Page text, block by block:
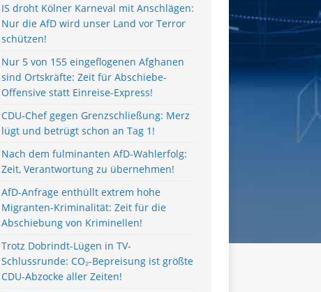
IS droht Kölner Karneval mit Anschlägen:
Nur die AfD wird unser Land vor Terror
schützen!
Nur 5 von 155 eingeflogenen Afghanen
sind Ortskräfte: Zeit für Abschiebe-
Offensive statt Einreise-Express!
CDU-Chef gegen Grenzschließung: Merz
lügt und betrügt schon an Tag 1!
Nach dem fulminanten AfD-Wahlerfolg:
Zeit, Verantwortung zu übernehmen!
AfD-Anfrage enthüllt extrem hohe
Migranten-Kriminalität: Zeit für die
Abschiebung von Kriminellen!
Trotz Dobrindt-Lügen in TV-
Schlussrunde: CO₂-Bepreisung ist größte
CDU-Abzocke aller Zeiten!